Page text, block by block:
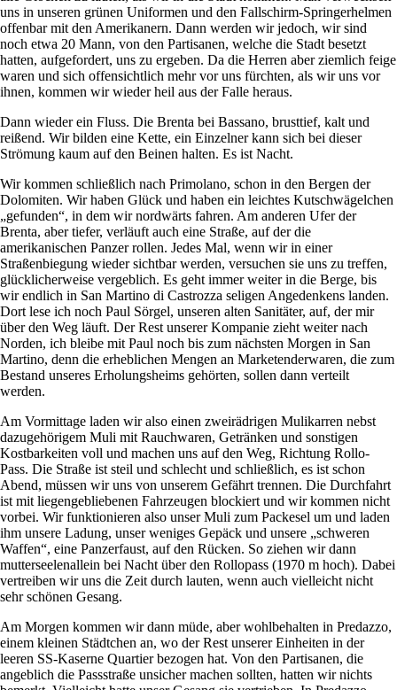
uns in unseren grünen Uniformen und den Fallschirm-Springerhelmen
offenbar mit den Amerikanern. Dann werden wir jedoch, wir sind
noch etwa 20 Mann, von den Partisanen, welche die Stadt besetzt
hatten, aufgefordert, uns zu ergeben. Da die Herren aber ziemlich feige
waren und sich offensichtlich mehr vor uns fürchten, als wir uns vor
ihnen, kommen wir wieder heil aus der Falle heraus.
Dann wieder ein Fluss. Die Brenta bei Bassano, brusttief, kalt und
reißend. Wir bilden eine Kette, ein Einzelner kann sich bei dieser
Strömung kaum auf den Beinen halten. Es ist Nacht.
Wir kommen schließlich nach Primolano, schon in den Bergen der
Dolomiten. Wir haben Glück und haben ein leichtes Kutschwägelchen
gefunden , in dem wir nordwärts fahren. Am anderen Ufer der
Brenta, aber tiefer, verläuft auch eine Straße, auf der die
amerikanischen Panzer rollen. Jedes Mal, wenn wir in einer
Straßenbiegung wieder sichtbar werden, versuchen sie uns zu treffen,
glücklicherweise vergeblich. Es geht immer weiter in die Berge, bis
wir endlich in San Martino di Castrozza seligen Angedenkens landen.
Dort lese ich noch Paul Sörgel, unseren alten Sanitäter, auf, der mir
über den Weg läuft. Der Rest unserer Kompanie zieht weiter nach
Norden, ich bleibe mit Paul noch bis zum nächsten Morgen in San
Martino, denn die erheblichen Mengen an Marketenderwaren, die zum
Bestand unseres Erholungsheims gehörten, sollen dann verteilt
werden.
Am Vormittage laden wir also einen zweirädrigen Mulikarren nebst
dazugehörigem Muli mit Rauchwaren, Getränken und sonstigen
Kostbarkeiten voll und machen uns auf den Weg, Richtung Rollo-
Pass. Die Straße ist steil und schlecht und schließlich, es ist schon
Abend, müssen wir uns von unserem Gefährt trennen. Die Durchfahrt
ist mit liegengebliebenen Fahrzeugen blockiert und wir kommen nicht
vorbei. Wir funktionieren also unser Muli zum Packesel um und laden
ihm unsere Ladung, unser weniges Gepäck und unsere
schweren
Waffen , eine Panzerfaust, auf den Rücken. So ziehen wir dann
mutterseelenallein bei Nacht über den Rollopass (1970 m hoch). Dabei
vertreiben wir uns die Zeit durch lauten, wenn auch vielleicht nicht
sehr schönen Gesang.
Am Morgen kommen wir dann müde, aber wohlbehalten in Predazzo,
einem kleinen Städtchen an, wo der Rest unserer Einheiten in der
leeren SS-Kaserne Quartier bezogen hat. Von den Partisanen, die
angeblich die Passstraße unsicher machen sollten, hatten wir nichts